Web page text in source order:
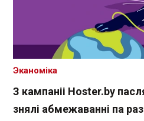
З кампаніі Hoster.by
знялі абмежаванні па
Эканоміка